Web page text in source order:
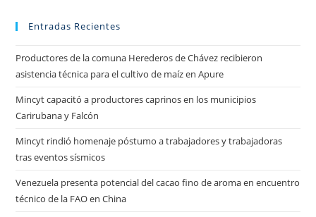
Entradas Recientes
Productores de la comuna Herederos de Chávez recibieron
asistencia técnica para el cultivo de maíz en Apure
Mincyt capacitó a productores caprinos en los municipios
Carirubana y Falcón
Mincyt rindió homenaje póstumo a trabajadores y trabajadoras
tras eventos sísmicos
Venezuela presenta potencial del cacao fino de aroma en encuentro
técnico de la FAO en China